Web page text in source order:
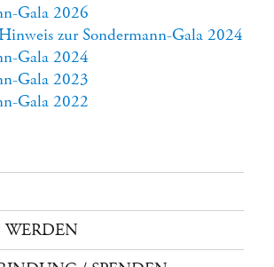
Gala 2026
zur Sondermann-Gala 2024
Gala 2024
Gala 2023
Gala 2022